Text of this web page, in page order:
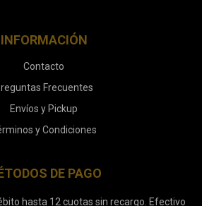
INFORMACIÓN
Contacto
Frecuentes
Envíos y Pickup
y Condiciones
DE PAGO
hasta 12 cuotas sin recargo. Efectivo